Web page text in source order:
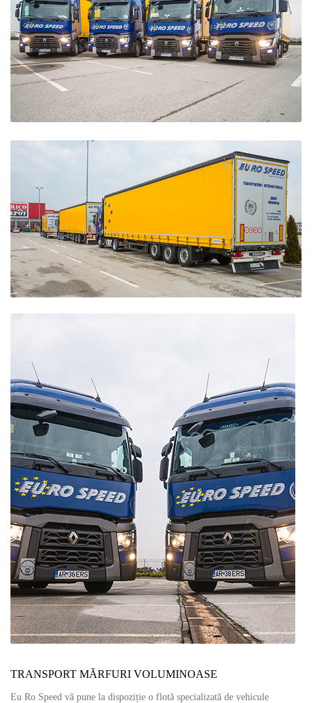
TRANSPORT MĂRFURI VOLUMINOASE
Eu Ro Speed vă pune la dispoziție o flotă specializată de vehicule